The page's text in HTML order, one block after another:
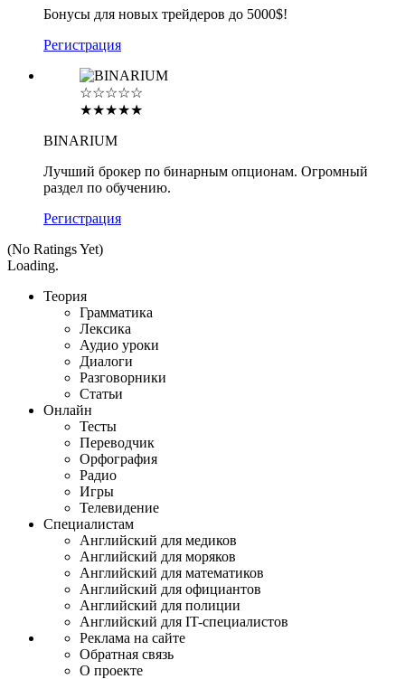
Бонусы для новых трейдеров до 5000$!
Регистрация
☆☆☆☆☆
★★★★★
BINARIUM
Лучший брокер по бинарным опционам. Огромный
раздел по обучению.
Регистрация
(No Ratings Yet)
Loading.
Теория
Грамматика
Лексика
Аудио уроки
Диалоги
Разговорники
Статьи
Онлайн
Тесты
Переводчик
Орфография
Радио
Игры
Телевидение
Специалистам
Английский для медиков
Английский для моряков
Английский для математиков
Английский для официантов
Английский для полиции
Английский для IT-специалистов
Реклама на сайте
Обратная связь
О проекте